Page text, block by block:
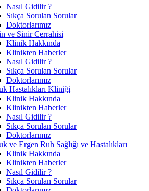
Nasıl Gidilir ?
Sıkça Sorulan Sorular
Doktorlarımız
ve Sinir Cerrahisi
Klinik Hakkında
Klinikten Haberler
Nasıl Gidilir ?
Sıkça Sorulan Sorular
Doktorlarımız
Hastalıkları Kliniği
Klinik Hakkında
Klinikten Haberler
Nasıl Gidilir ?
Sıkça Sorulan Sorular
Doktorlarımız
ve Ergen Ruh Sağlığı ve Hastalıkları
Klinik Hakkında
Klinikten Haberler
Nasıl Gidilir ?
Sıkça Sorulan Sorular